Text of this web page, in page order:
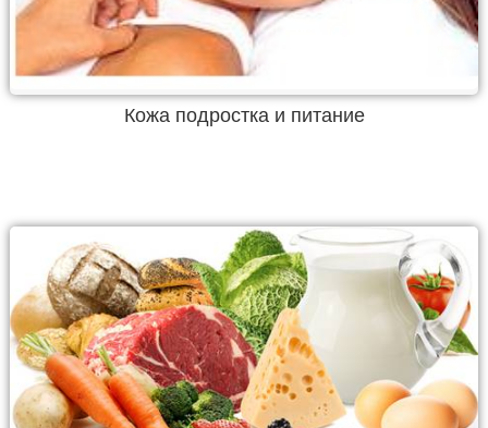
Кожа подростка и питание